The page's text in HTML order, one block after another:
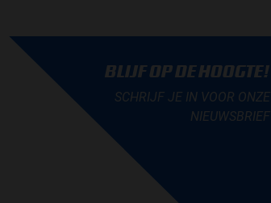
BLIJF OP DE HOOGTE!
SCHRIJF JE IN VOOR ONZE
NIEUWSBRIEF